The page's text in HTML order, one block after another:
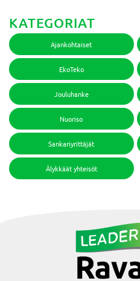
KATEGORIAT
Ajankohtaiset
EkoTeko
Jouluhanke
Nuoriso
Sankariyrittäjät
Älykkäät yhteisöt